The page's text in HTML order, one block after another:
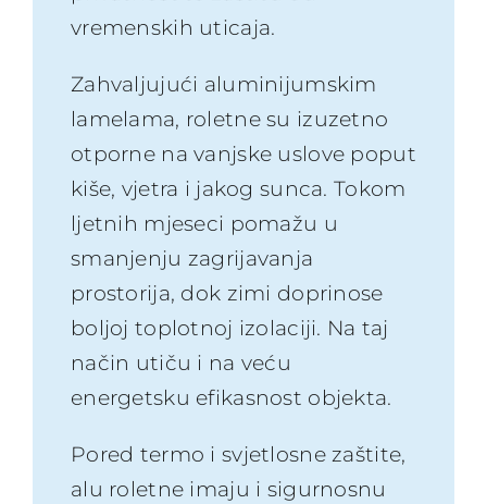
vremenskih uticaja.
Zahvaljujući aluminijumskim
lamelama, roletne su izuzetno
otporne na vanjske uslove poput
kiše, vjetra i jakog sunca. Tokom
ljetnih mjeseci pomažu u
smanjenju zagrijavanja
prostorija, dok zimi doprinose
boljoj toplotnoj izolaciji. Na taj
način utiču i na veću
energetsku efikasnost objekta.
Pored termo i svjetlosne zaštite,
alu roletne imaju i sigurnosnu